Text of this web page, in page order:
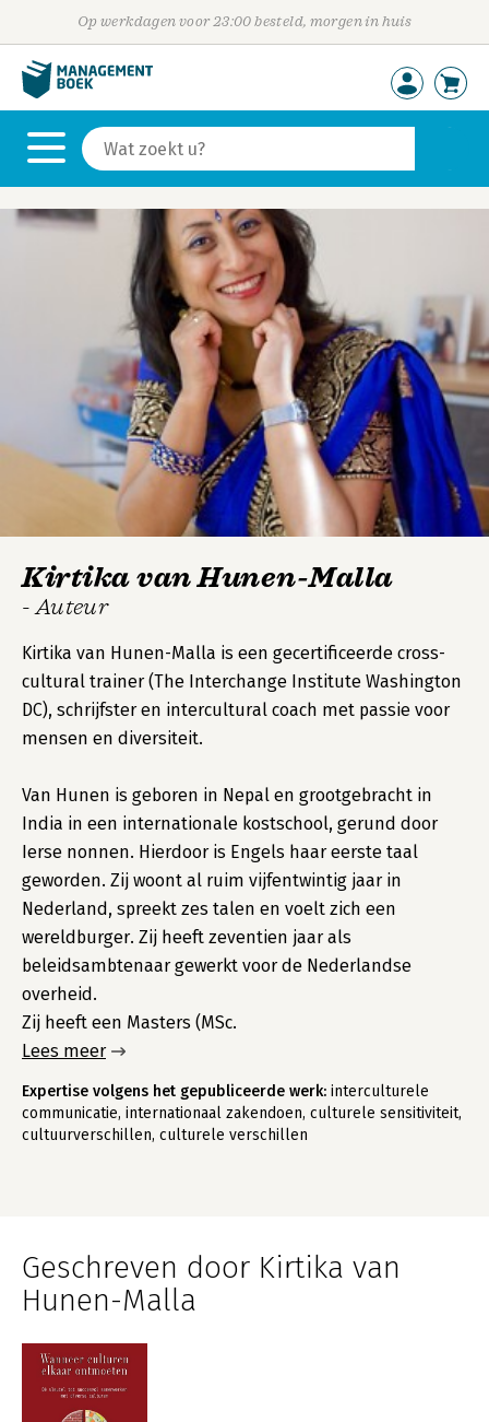
Op werkdagen voor 23:00 besteld, morgen in huis
Kirtika van Hunen-Malla
- Auteur
Kirtika van Hunen-Malla is een gecertificeerde cross-
cultural trainer (The Interchange Institute Washington
DC), schrijfster en intercultural coach met passie voor
mensen en diversiteit.
Van Hunen is geboren in Nepal en grootgebracht in
India in een internationale kostschool, gerund door
Ierse nonnen. Hierdoor is Engels haar eerste taal
geworden. Zij woont al ruim vijfentwintig jaar in
Nederland, spreekt zes talen en voelt zich een
wereldburger. Zij heeft zeventien jaar als
beleidsambtenaar gewerkt voor de Nederlandse
overheid.
Zij heeft een Masters (MSc.
Lees meer
Expertise volgens het gepubliceerde werk: interculturele
communicatie, internationaal zakendoen, culturele sensitiviteit,
cultuurverschillen, culturele verschillen
Geschreven door Kirtika van
Hunen-Malla